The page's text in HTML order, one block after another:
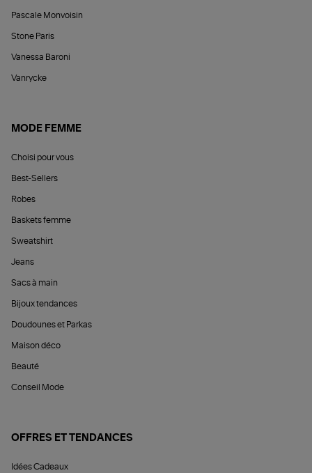
Pascale Monvoisin
Stone Paris
Vanessa Baroni
Vanrycke
MODE FEMME
Choisi pour vous
Best-Sellers
Robes
Baskets femme
Sweatshirt
Jeans
Sacs à main
Bijoux tendances
Doudounes et Parkas
Maison déco
Beauté
Conseil Mode
OFFRES ET TENDANCES
Idées Cadeaux